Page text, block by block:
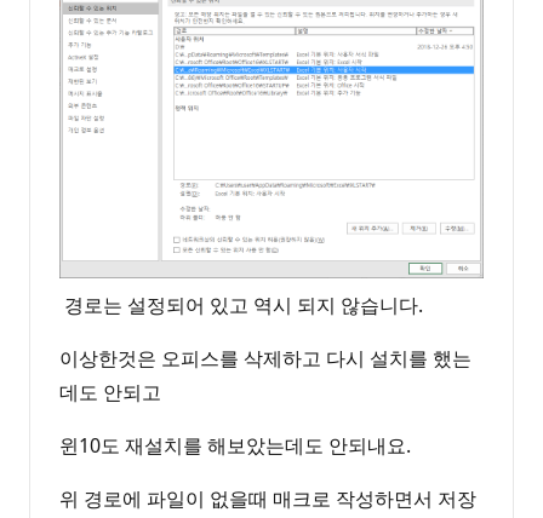
경로는 설정되어 있고 역시 되지 않습니다.
이상한것은 오피스를 삭제하고 다시 설치를 했는
데도 안되고
윈10도 재설치를 해보았는데도 안되내요.
위 경로에 파일이 없을때 매크로 작성하면서 저장